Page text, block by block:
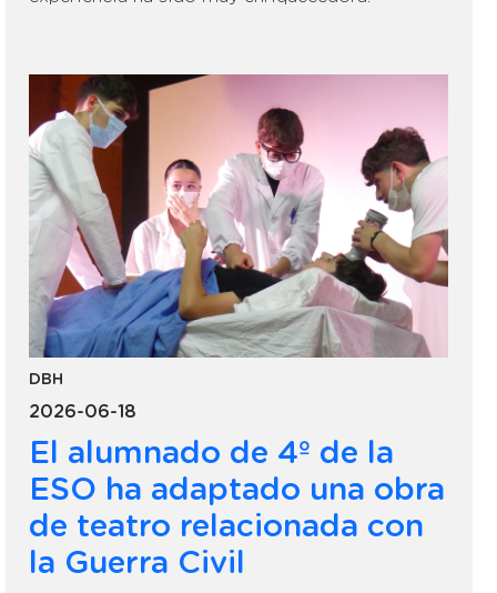
DBH
2026-06-18
El alumnado de 4º de la
ESO ha adaptado una obra
de teatro relacionada con
la Guerra Civil